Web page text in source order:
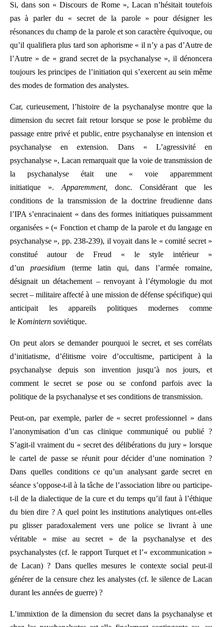
Si, dans son « Discours de Rome », Lacan n’hésitait toutefois
pas à parler du « secret de la parole » pour désigner les
résonances du champ de la parole et son caractère équivoque, ou
qu’il qualifiera plus tard son aphorisme « il n’y a pas d’Autre de
l’Autre » de « grand secret de la psychanalyse », il dénoncera
toujours les principes de l’initiation qui s’exercent au sein même
des modes de formation des analystes.
Car, curieusement, l’histoire de la psychanalyse montre que la
dimension du secret fait retour lorsque se pose le problème du
passage entre privé et public, entre psychanalyse en intension et
psychanalyse en extension. Dans « L’agressivité en
psychanalyse », Lacan remarquait que la voie de transmission de
la psychanalyse était une « voie apparemment
initiatique ». Apparemment,
donc. Considérant que les
conditions de la transmission de la doctrine freudienne dans
l’IPA s’enracinaient « dans des formes initiatiques puissamment
organisées » (« Fonction et champ de la parole et du langage en
psychanalyse », pp. 238-239), il voyait dans le « comité secret »
constitué autour de Freud « le style intérieur »
d’unpraesidium (terme latin qui, dans l’armée romaine,
désignait un détachement – renvoyant à l’étymologie du mot
secret – militaire affecté à une mission de défense spécifique) qui
anticipait les appareils politiques modernes comme
le Komintern soviétique.
On peut alors se demander pourquoi le secret, et ses corrélats
d’initiatisme, d’élitisme voire d’occultisme, participent à la
psychanalyse depuis son invention jusqu’à nos jours, et
comment le secret se pose ou se confond parfois avec la
politique de la psychanalyse et ses conditions de transmission.
Peut-on, par exemple, parler de « secret professionnel » dans
l’anonymisation d’un cas clinique communiqué ou publié ?
S’agit-il vraiment du « secret des délibérations du jury » lorsque
le cartel de passe se réunit pour décider d’une nomination ?
Dans quelles conditions ce qu’un analysant garde secret en
séance s’oppose-t-il à la tâche de l’association libre ou participe-
t-il de la dialectique de la cure et du temps qu’il faut à l’éthique
du bien dire ? A quel point les institutions analytiques ont-elles
pu glisser paradoxalement vers une police se livrant à une
véritable « mise au secret » de la psychanalyse et des
psychanalystes (cf. le rapport Turquet et l’« excommunication »
de Lacan) ? Dans quelles mesures le contexte social peut-il
générer de la censure chez les analystes (cf. le silence de Lacan
durant les années de guerre) ?
L’immixtion de la dimension du secret dans la psychanalyse et